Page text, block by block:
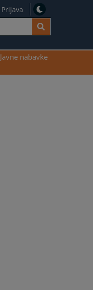
Prijava
Javne nabavke